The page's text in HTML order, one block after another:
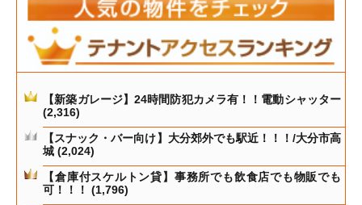
【新築ガレージ】24時間防犯カメラ有！！電動シャッター
(2,316)
【スナック・バー向け】大分郊外でも駅近！！！/大分市高
城 (2,024)
【倉庫付スケルトン貸】事務所でも飲食店でも物販でも
可！！！ (1,796)